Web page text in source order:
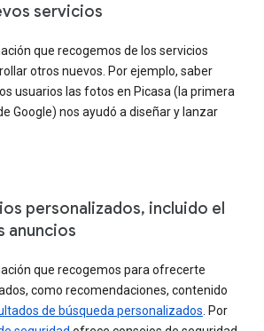
servicios
que recogemos de los servicios
otros nuevos. Por ejemplo, saber
usuarios las fotos en Picasa (la primera
Google) nos ayudó a diseñar y lanzar
personalizados, incluido el
anuncios
que recogemos para ofrecerte
como recomendaciones, contenido
de búsqueda personalizados . Por